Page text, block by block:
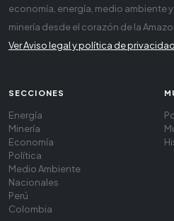
economía, energía, medio ambiente y
minería desde el corazón de la
Ver Aviso legal y política de privacidad
SECCIONES
Energía
Minería
Economía
Política
Medio Ambiente
Nacionales
Perú
Colombia